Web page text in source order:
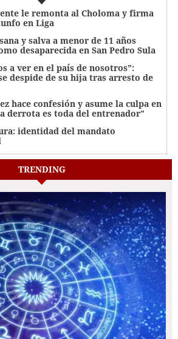
le remonta al Choloma y firma
en Liga
y salva a menor de 11 años
desaparecida en San Pedro Sula
a ver en el país de nosotros”:
despide de su hija tras arresto de
hace confesión y asume la culpa en
derrota es toda del entrenador”
identidad del mandato
TRENDING